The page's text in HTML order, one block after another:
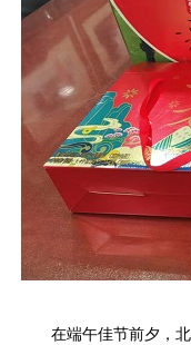
在端午佳节前夕，